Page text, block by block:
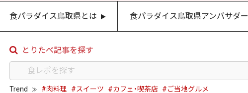
食パラダイス鳥取県とは 食パラダイス鳥取県アンバサダー
とりたべ記事を探す
Trend ≫ #肉料理 #スイーツ #カフェ・喫茶店 #ご当地グルメ